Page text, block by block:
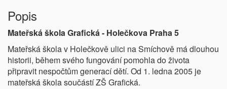
Popis
Mateřská škola Grafická - Holečkova Praha 5
Mateřská škola v Holečkově ulici na Smíchově má dlouhou
historii, během svého fungování pomohla do života
připravit nespočtům generací dětí. Od 1. ledna 2005 je
mateřská škola součástí ZŠ Grafická.